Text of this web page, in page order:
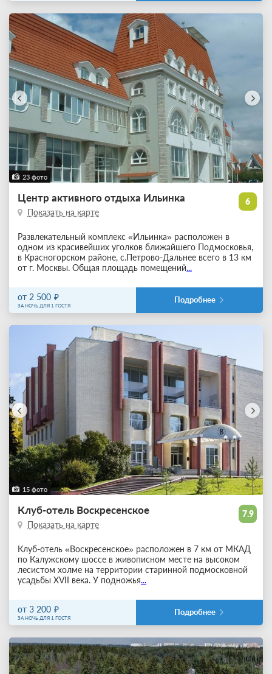
23 фото
6
Центр активного отдыха Ильинка
Показать на карте
Развлекательный комплекс «Ильинка» расположен в
одном из красивейших уголков ближайшего Подмосковья,
в Красногорском районе, с.Петрово-Дальнее всего в 13 км
от г. Москвы. Общая площадь помещений...
от 2 500
ЗА НОЧЬ ДЛЯ 1 ГОСТЯ
Подробнее
15 фото
7.9
Клуб-отель Воскресенское
Показать на карте
Клуб-отель «Воскресенское» расположен в 7 км от МКАД
по Калужскому шоссе в живописном месте на высоком
лесистом холме на территории старинной подмосковной
усадьбы XVII века. У подножья...
от 3 200
ЗА НОЧЬ ДЛЯ 1 ГОСТЯ
Подробнее